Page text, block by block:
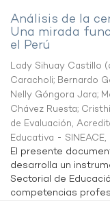
Análisis de la
Una mirada
el Perú
Lady Sihuay Castillo
Caracholi; Bernardo
Nelly Góngora Jara;
Chávez Ruesta;
de Evaluación,
Educativa - SINEACE,
El presente
desarrolla un
Sectorial de
competencias